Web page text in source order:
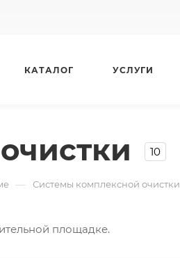
КАТАЛОГ УСЛУГИ
10
— Системы комплексной очистки
площадке.